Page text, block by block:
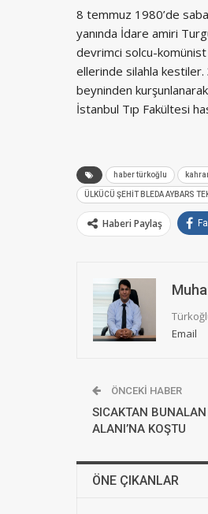
8 temmuz 1980’de
yanında İdare amiri
devrimci solcu-komünist
ellerinde silahla kestiler.
beyninden
İstanbul Tıp Fakültesi
haber türkoğlu
ÜLKÜCÜ ŞEHİT BLEDA AYBARS
Haberi Paylaş
Email
ÖNCEKI HABER
SICAKTAN
ALANI’NA KOŞTU
ÖNE ÇIKANLAR